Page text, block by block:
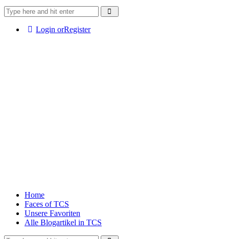
Login orRegister
Home
Faces of TCS
Unsere Favoriten
Alle Blogartikel in TCS